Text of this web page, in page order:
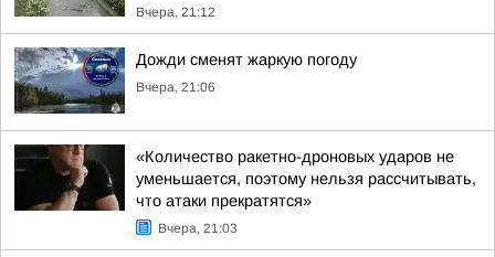
Вчера, 21:12
Дожди сменят жаркую погоду
Вчера, 21:06
«Количество ракетно-дроновых ударов не
уменьшается, поэтому нельзя рассчитывать,
что атаки прекратятся»
Вчера, 21:03